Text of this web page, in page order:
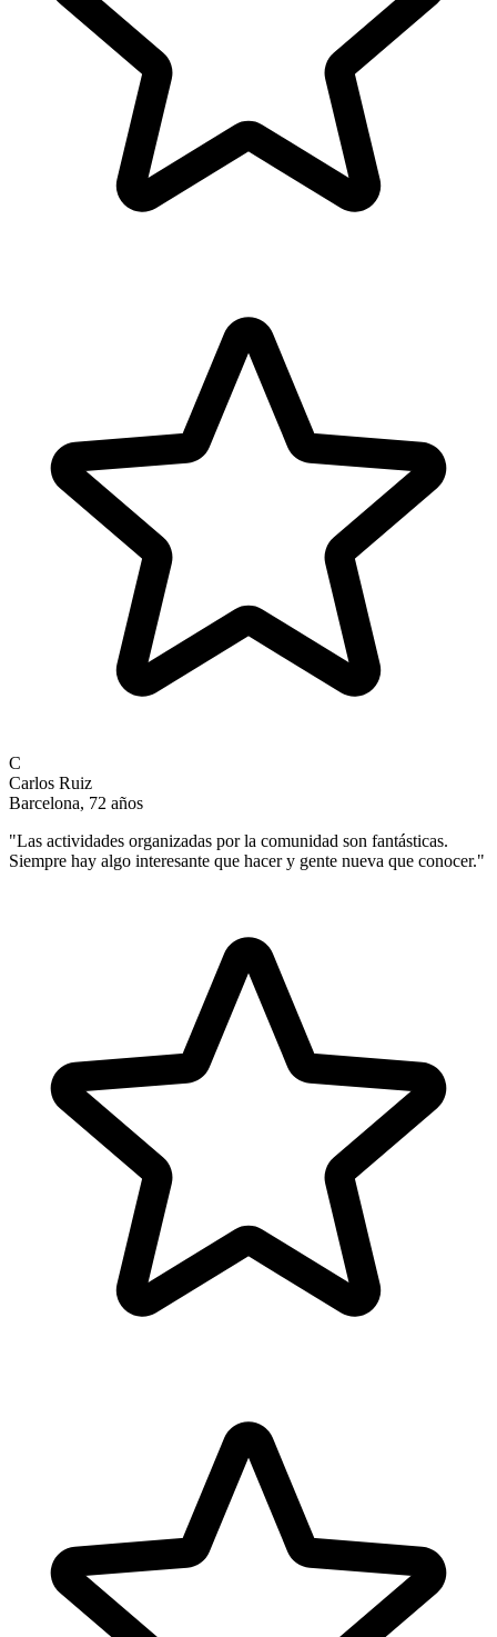
C
Carlos Ruiz
Barcelona, 72 años
"Las actividades organizadas por la comunidad son fantásticas.
Siempre hay algo interesante que hacer y gente nueva que conocer."